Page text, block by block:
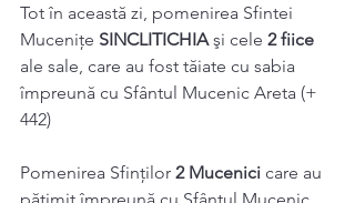
Tot în această zi, pomenirea Sfintei
Mucenițe SINCLITICHIA şi cele 2 fiice
ale sale, care au fost tăiate cu sabia
împreună cu Sfântul Mucenic Areta (+
442)
Pomenirea Sfinților 2 Mucenici care au